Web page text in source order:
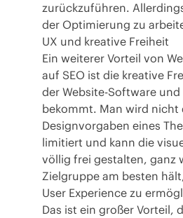
zurückzuführen.
der Optimierung zu
UX und kreative Freiheit
Ein weiterer Vorteil von
auf SEO ist die kreative
der Website-Software und
bekommt. Man wird nicht
Designvorgaben eines
limitiert und kann die
völlig frei gestalten, ganz
Zielgruppe am besten
User Experience zu
Das ist ein großer Vorteil,